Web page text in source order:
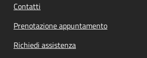
Contatti
Prenotazione appuntamento
Richiedi assistenza